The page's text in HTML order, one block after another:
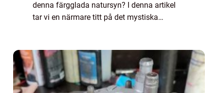
denna färgglada natursyn? I denna artikel
tar vi en närmare titt på det mystiska